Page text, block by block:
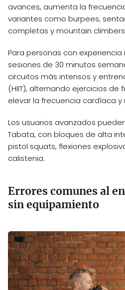
avances, aumenta la
variantes como burpees,
completas y mountain
Para personas con
sesiones de 30 minutos
circuitos más intensos y
(HIIT), alternando ejercicios de
elevar la frecuencia cardíaca y
Los usuarios avanzados
Tabata, con bloques de alta
pistol squats, flexiones
calistenia.
Errores comunes al
sin equipamiento